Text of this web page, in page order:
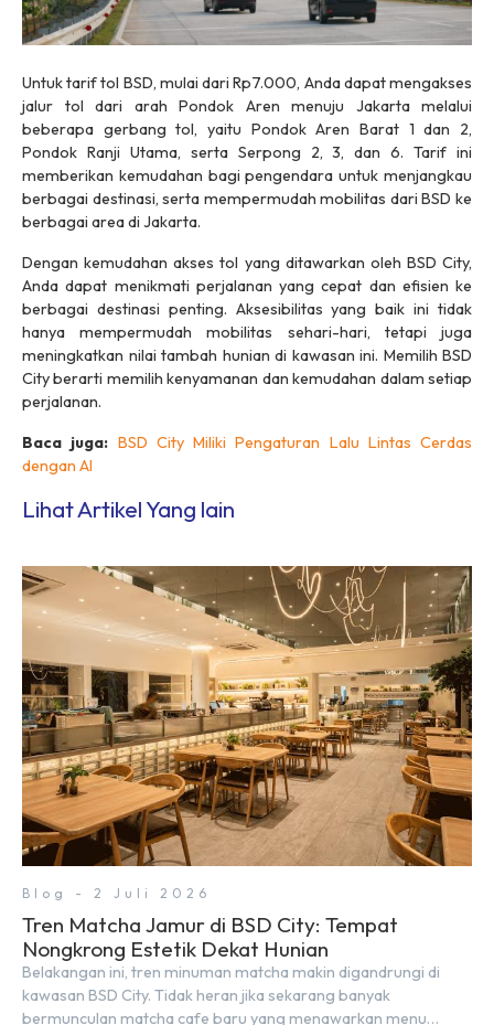
Untuk tarif tol BSD, mulai dari Rp7.000, Anda dapat mengakses
jalur tol dari arah Pondok Aren menuju Jakarta melalui
beberapa gerbang tol, yaitu Pondok Aren Barat 1 dan 2,
Pondok Ranji Utama, serta Serpong 2, 3, dan 6. Tarif ini
memberikan kemudahan bagi pengendara untuk menjangkau
berbagai destinasi, serta mempermudah mobilitas dari BSD ke
berbagai area di Jakarta.
Dengan kemudahan akses tol yang ditawarkan oleh BSD City,
Anda dapat menikmati perjalanan yang cepat dan efisien ke
berbagai destinasi penting. Aksesibilitas yang baik ini tidak
hanya mempermudah mobilitas sehari-hari, tetapi juga
meningkatkan nilai tambah hunian di kawasan ini. Memilih BSD
City berarti memilih kenyamanan dan kemudahan dalam setiap
perjalanan.
Baca juga: BSD City Miliki Pengaturan Lalu Lintas Cerdas
dengan AI
Lihat Artikel Yang lain
Blog - 2 Juli 2026
Tren Matcha Jamur di BSD City: Tempat
Nongkrong Estetik Dekat Hunian
Belakangan ini, tren minuman matcha makin digandrungi di
kawasan BSD City. Tidak heran jika sekarang banyak
bermunculan matcha cafe baru yang menawarkan menu